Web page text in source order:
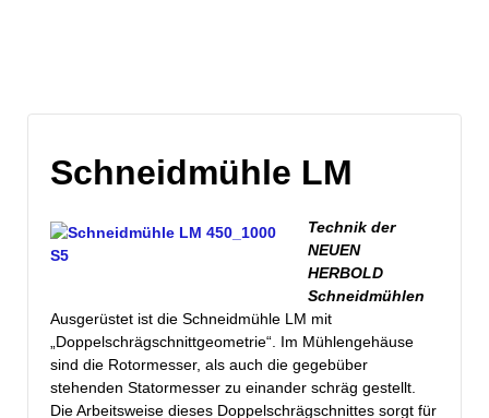
Schneidmühle LM
Technik der
NEUEN
HERBOLD
Schneidmühlen
Ausgerüstet ist die Schneidmühle LM mit
„Doppelschrägschnittgeometrie“. Im Mühlengehäuse
sind die Rotormesser, als auch die gegebüber
stehenden Statormesser zu einander schräg gestellt.
Die Arbeitsweise dieses Doppelschrägschnittes sorgt für